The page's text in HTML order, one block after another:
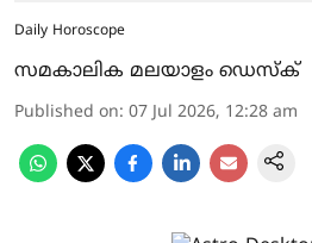
Daily Horoscope
സമകാലിക മലയാളം ഡെസ്ക്
Published on: 07 Jul 2026, 12:28 am